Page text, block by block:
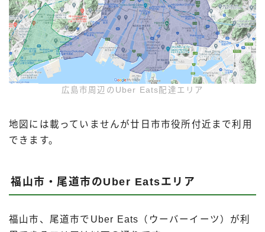
広島市周辺のUber Eats配達エリア
地図には載っていませんが廿日市市役所付近まで利用
できます。
福山市・尾道市のUber Eatsエリア
福山市、尾道市でUber Eats（ウーバーイーツ）が利